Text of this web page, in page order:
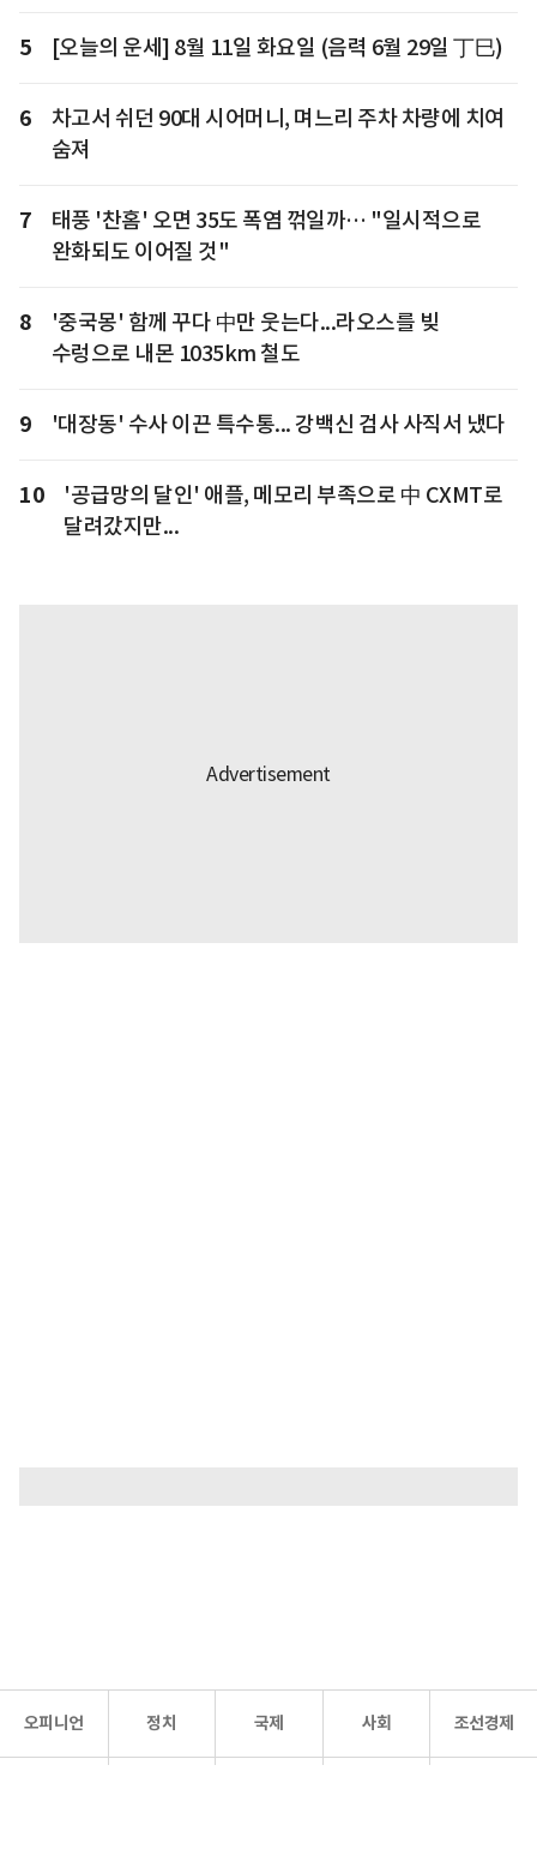
5 [오늘의 운세] 8월 11일 화요일 (음력 6월 29일 丁巳)
6
차고서 쉬던 90대 시어머니, 며느리 주차 차량에 치여
숨져
7
태풍 '찬홈' 오면 35도 폭염 꺾일까… "일시적으로
완화되도 이어질 것"
8
'중국몽' 함께 꾸다 中만 웃는다...라오스를 빚
수렁으로 내몬 1035km 철도
9 '대장동' 수사 이끈 특수통... 강백신 검사 사직서 냈다
10
'공급망의 달인' 애플, 메모리 부족으로 中 CXMT로
달려갔지만...
오피니언 정치 국제 사회 조선경제